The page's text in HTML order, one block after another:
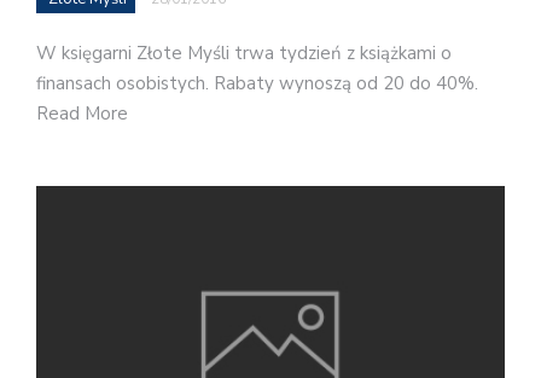
W księgarni Złote Myśli trwa tydzień z książkami o
finansach osobistych. Rabaty wynoszą od 20 do 40%.
Read More